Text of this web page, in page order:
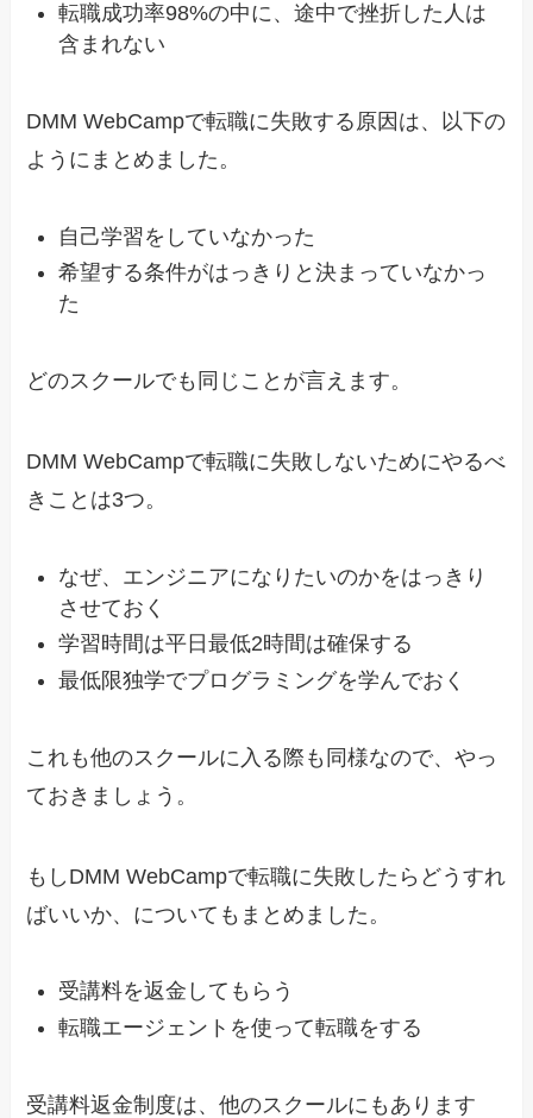
転職成功率98%の中に、途中で挫折した人は
含まれない
DMM WebCampで転職に失敗する原因は、以下の
ようにまとめました。
自己学習をしていなかった
希望する条件がはっきりと決まっていなかっ
た
どのスクールでも同じことが言えます。
DMM WebCampで転職に失敗しないためにやるべ
きことは3つ。
なぜ、エンジニアになりたいのかをはっきり
させておく
学習時間は平日最低2時間は確保する
最低限独学でプログラミングを学んでおく
これも他のスクールに入る際も同様なので、やっ
ておきましょう。
もしDMM WebCampで転職に失敗したらどうすれ
ばいいか、についてもまとめました。
受講料を返金してもらう
転職エージェントを使って転職をする
受講料返金制度は、他のスクールにもあります